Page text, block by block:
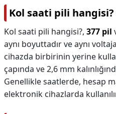
Kol saati pili hangisi?
Kol saati pili hangisi?, 377 pil
aynı boyuttadır ve aynı
cihazda birbirinin yerine
çapında ve 2,6 mm
Genellikle saatlerde, hesap
elektronik cihazlarda